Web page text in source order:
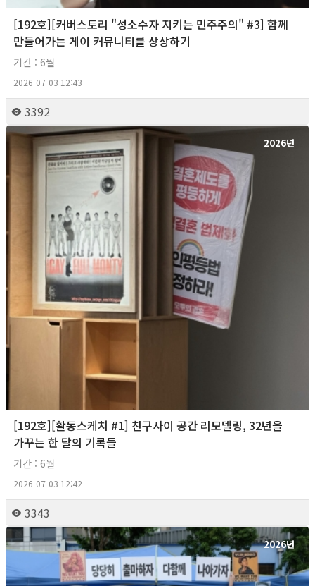
[192호][커버스토리 "성소수자 지키는 민주주의" #3] 함께
만들어가는 게이 커뮤니티를 상상하기
기간 : 6월
2026-07-03 12:43
3392
2026년
[192호][활동스케치 #1] 친구사이 공간 리모델링, 32년을
가꾸는 한 달의 기록들
기간 : 6월
2026-07-03 12:42
3343
2026년